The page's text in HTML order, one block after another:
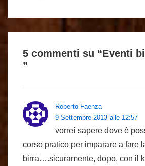
5 commenti su “Eventi
”
Roberto Faenza
9 Settembre 2013 alle 12:57
vorrei sapere dove è
corso pratico per imparare a fare
birra….sicuramente, dopo, con il